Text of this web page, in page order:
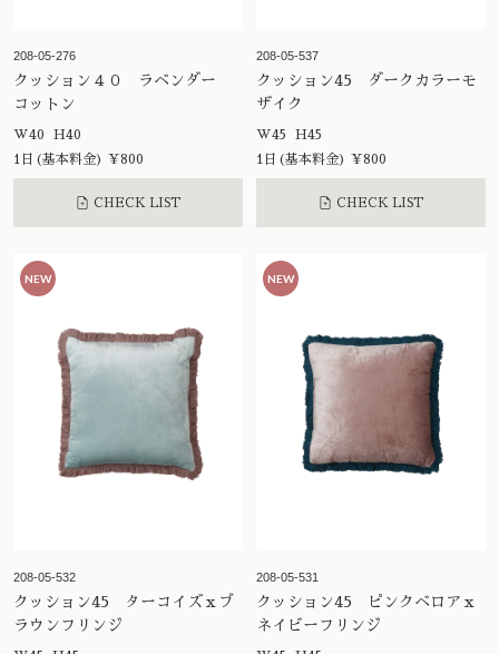
208-05-276
クッション４０ ラベンダー
コットン
W40 H40
1日(基本料金) ¥800
CHECK LIST
208-05-537
クッション45 ダークカラーモ
ザイク
W45 H45
1日(基本料金) ¥800
CHECK LIST
NEW
208-05-532
クッション45 ターコイズｘブ
ラウンフリンジ
NEW
208-05-531
クッション45 ピンクベロアｘ
ネイビーフリンジ